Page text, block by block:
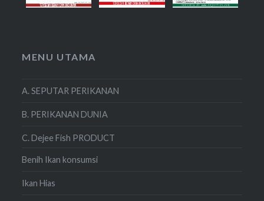
MENU UTAMA
A. SEPUTAR PERIKANAN
B. PERIKANAN DUNIA
C. Dejee Fish PRODUCT
Benih Ikan konsumsi
Ikan Hias